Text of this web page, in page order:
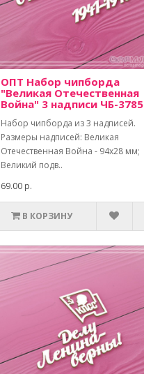
ОПТ Набор чипборда
"Великая Отечественная
Война" 3 надписи ЧБ-3785
Набор чипборда из 3 надписей.
Размеры надписей: Великая
Отечественная Война - 94х28 мм;
Великий подв..
69.00 р.
В КОРЗИНУ